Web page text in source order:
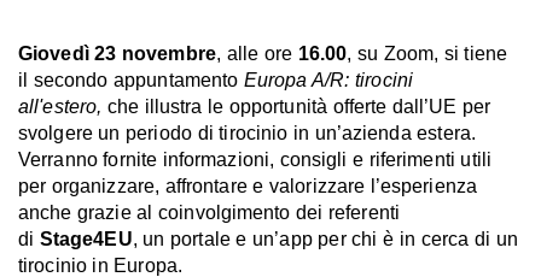
Giovedì 23 novembre, alle ore 16.00, su Zoom, si tiene
il secondo appuntamento Europa A/R: tirocini
all'estero, che illustra le opportunità offerte dall’UE per
svolgere un periodo di tirocinio in un’azienda estera.
Verranno fornite informazioni, consigli e riferimenti utili
per organizzare, affrontare e valorizzare l’esperienza
anche grazie al coinvolgimento dei referenti
di Stage4EU, un portale e un’app per chi è in cerca di un
tirocinio in Europa.